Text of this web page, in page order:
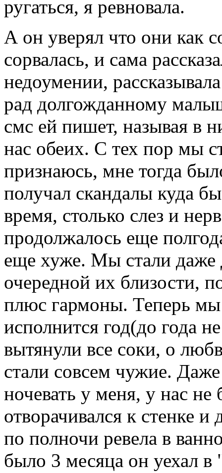
ругаться, я ревновала.
А он уверял что они как
сорвалась, и сама
недоумении,
рад долгожданному
смс ей пишет, называя в
нас обеих. С тех пор мы
признаюсь, мне тогда
получал скандалы куда
время, столько слез и
продолжалось еще
еще хуже. Мы стали даже
очередной их близости,
плюс гармоны. Теперь мы
исполнится год(до года
вытянули все соки, о
стали совсем чужие.
ночевать у меня, у нас
отворачивался к стенке
по полночи ревела в
было 3 месяца он уехал